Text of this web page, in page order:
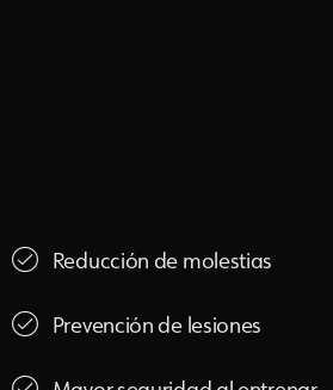
Reducción de molestias
Prevención de lesiones